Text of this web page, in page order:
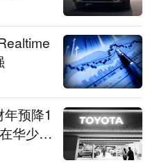
预降1
华少卖